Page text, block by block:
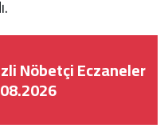
Nöbetçi Eczaneler